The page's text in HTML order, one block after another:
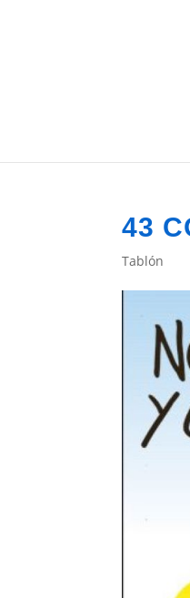
43
Tablón